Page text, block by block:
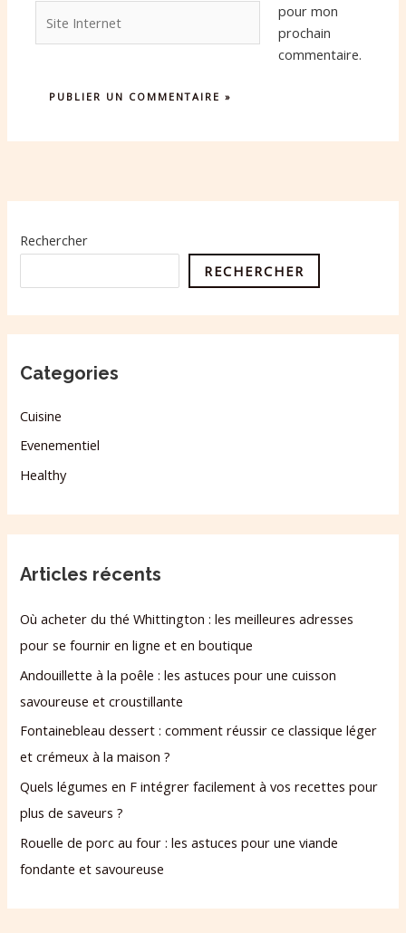
Internet
pour mon
prochain
commentaire.
Rechercher
RECHERCHER
Categories
Cuisine
Evenementiel
Healthy
Articles récents
Où acheter du thé Whittington : les meilleures adresses
pour se fournir en ligne et en boutique
Andouillette à la poêle : les astuces pour une cuisson
savoureuse et croustillante
Fontainebleau dessert : comment réussir ce classique léger
et crémeux à la maison ?
Quels légumes en F intégrer facilement à vos recettes pour
plus de saveurs ?
Rouelle de porc au four : les astuces pour une viande
fondante et savoureuse